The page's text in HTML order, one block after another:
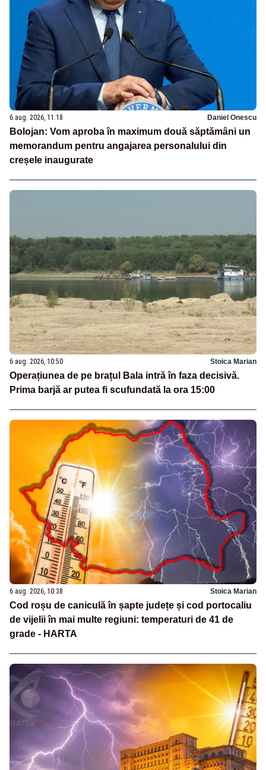
6 aug. 2026, 11:18 Daniel Onescu
Bolojan: Vom aproba în maximum două săptămâni un
memorandum pentru angajarea personalului din
creșele inaugurate
6 aug. 2026, 10:50 Stoica Marian
Operațiunea de pe brațul Bala intră în faza decisivă.
Prima barjă ar putea fi scufundată la ora 15:00
6 aug. 2026, 10:38 Stoica Marian
Cod roșu de caniculă în șapte județe și cod portocaliu
de vijelii în mai multe regiuni: temperaturi de 41 de
grade - HARTA